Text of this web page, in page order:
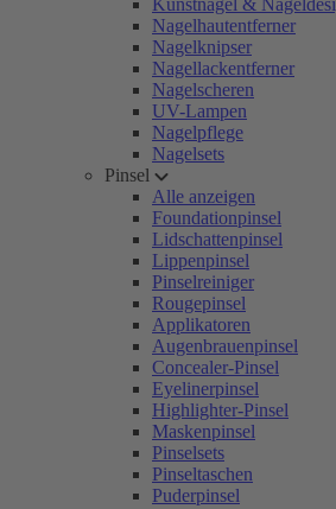
Kunstnägel &
Nagelhautentferner
Nagelknipser
Nagellackentferner
Nagelscheren
UV-Lampen
Nagelpflege
Nagelsets
Pinsel
Alle anzeigen
Foundationpinsel
Lidschattenpinsel
Lippenpinsel
Pinselreiniger
Rougepinsel
Applikatoren
Augenbrauenpinsel
Concealer-Pinsel
Eyelinerpinsel
Highlighter-Pinsel
Maskenpinsel
Pinselsets
Pinseltaschen
Puderpinsel